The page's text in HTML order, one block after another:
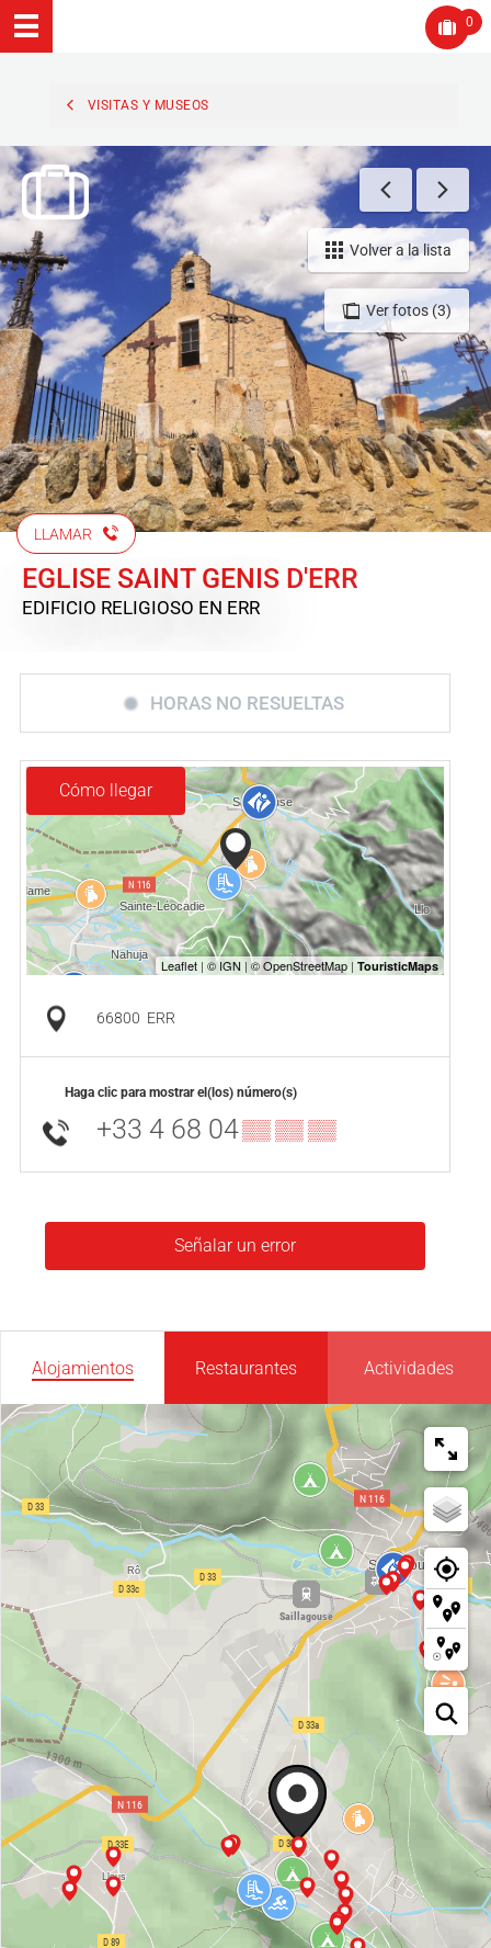
0
VISITAS Y MUSEOS
Ver fotos (3)
Volver a la lista
LLAMAR
EGLISE SAINT GENIS D'ERR
EDIFICIO RELIGIOSO EN ERR
HORAS NO RESUELTAS
Cómo llegar
66800 ERR
Haga clic para mostrar el(los) número(s)
+33 4 68 04▒▒ ▒▒ ▒▒
Señalar un error
Alojamientos Restaurantes Actividades